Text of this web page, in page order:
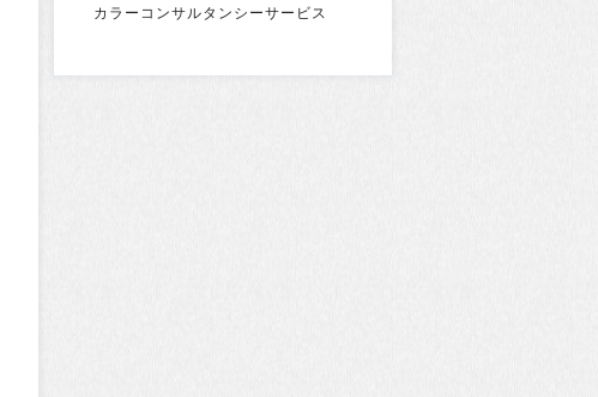
カラーコンサルタンシーサービス